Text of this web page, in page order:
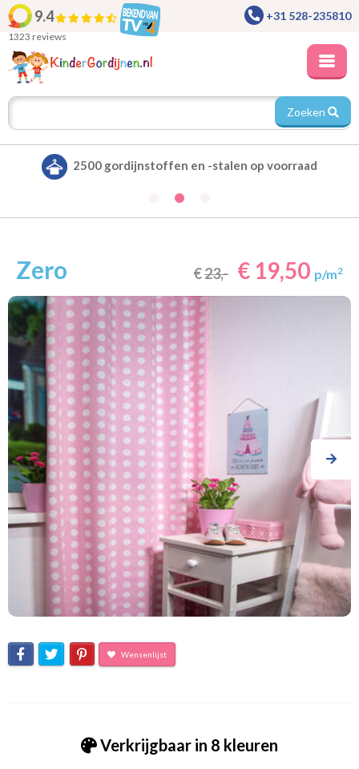
9.4
1323 reviews
+31 528-235810
Zoeken
Alle gordijnen verduisterend leverbaar
Zero €23,- € 19,50 p/m2
Wensenlijst
Verkrijgbaar in 8 kleuren